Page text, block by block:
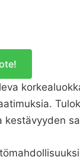
kestävyyden